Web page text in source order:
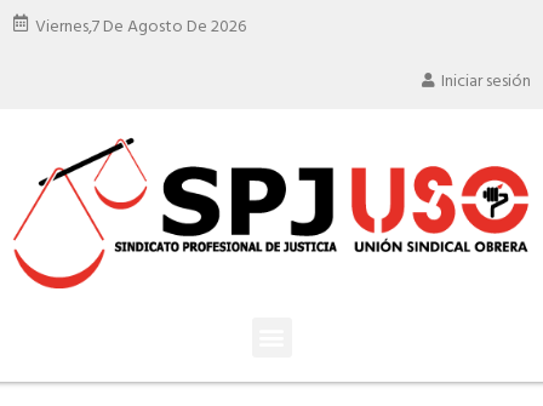
Viernes,7 De Agosto De 2026
Iniciar sesión